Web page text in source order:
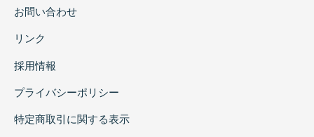
お問い合わせ
リンク
採用情報
プライバシーポリシー
特定商取引に関する表示